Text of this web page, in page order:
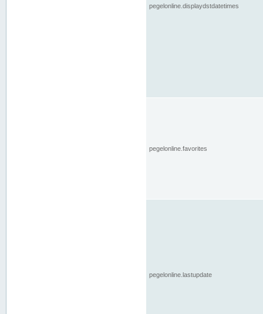
pegelonline.displaydstdatetimes
pegelonline.favorites
pegelonline.lastupdate